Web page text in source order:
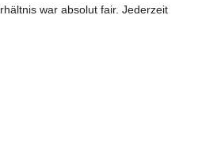
war absolut fair. Jederzeit